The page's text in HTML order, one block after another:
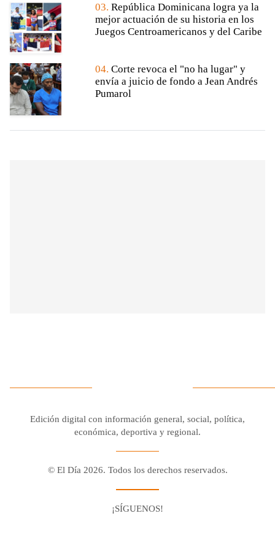
03. República Dominicana logra ya la
mejor actuación de su historia en los
Juegos Centroamericanos y del Caribe
04. Corte revoca el "no ha lugar" y
envía a juicio de fondo a Jean Andrés
Pumarol
Edición digital con información general, social, política,
económica, deportiva y regional.
© El Día 2026. Todos los derechos reservados.
¡SÍGUENOS!